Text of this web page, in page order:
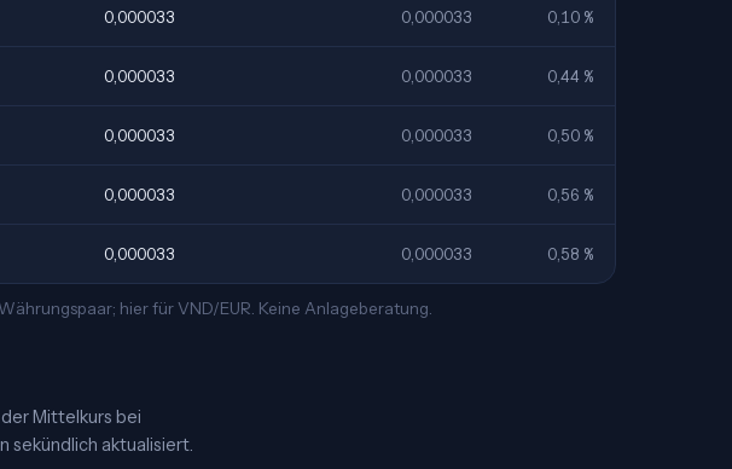
0,000033 0,000033 0,10 %
0,000033 0,000033 0,44 %
0,000033 0,000033 0,50 %
0,000033 0,000033 0,56 %
0,000033 0,000033 0,58 %
hier für VND/EUR. Keine Anlageberatung.
Mittelkurs bei
sekündlich aktualisiert.